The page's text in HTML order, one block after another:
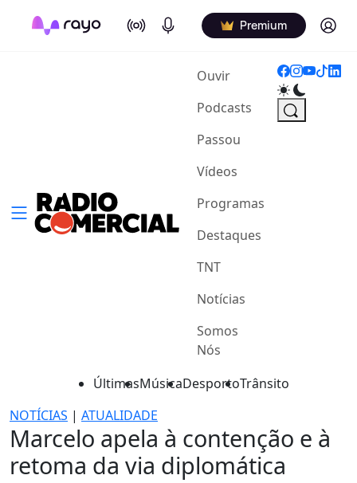
On Air Podcasts Premium Log in
Ouvir(current)
Podcasts
Passou
Vídeos
Programas
Destaques
TNT
Notícias
Somos
Nós
ÚltimasMúsicaDesportoTrânsito
NOTÍCIAS | ATUALIDADE
Marcelo apela à contenção e à
retoma da via diplomática